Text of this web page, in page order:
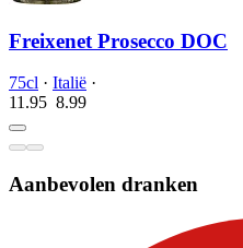
Freixenet Prosecco DOC
75cl · Italië ·
11.95 8.99
Aanbevolen dranken